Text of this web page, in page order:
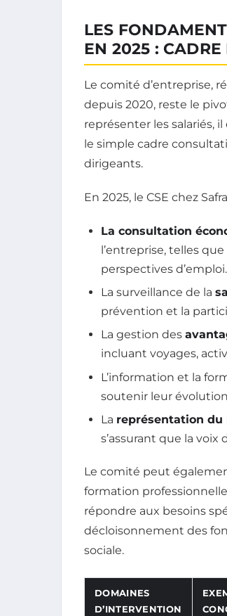
LES
EN 2025 :
Le comité d’entreprise,
depuis 2020, reste le
représenter les salariés,
le simple cadre
dirigeants.
En 2025, le CSE chez
La consultation
l’entreprise, telles
perspectives d’emploi.
La surveillance de la
prévention et la
La gestion des
incluant voyages,
L’information et la
soutenir leur
La représentation du
s’assurant que la
Le comité peut
formation
répondre aux besoins
décloisonnement des
sociale.
DOMAINES
D’INTERVENTION